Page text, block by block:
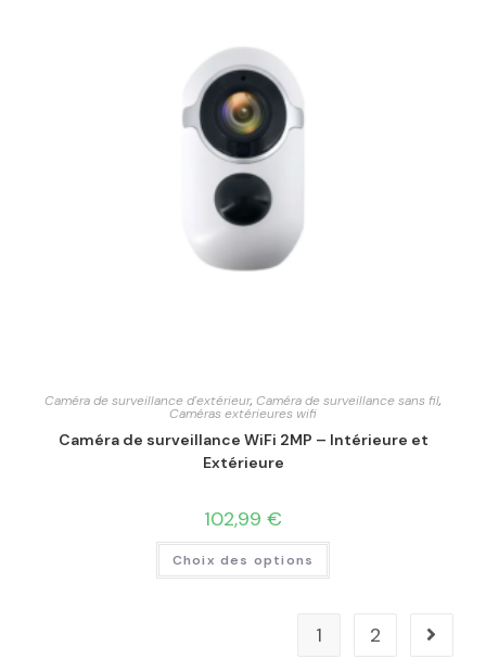
Caméra de surveillance d'extérieur, Caméra de surveillance sans fil,
Caméras extérieures wifi
Caméra de surveillance WiFi 2MP – Intérieure et
Extérieure
102,99 €
Choix des options
1 2